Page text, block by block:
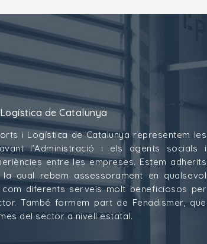
de Catalunya
i Logística de Catalunya representem les
l’Administració i els agents socials i
entre les empreses. Estem adherits
qual rebem assessorament en qualsevol
com diferents serveis molt beneficiosos per
També formem part de Fenadismer, que
del sector a nivell estatal.